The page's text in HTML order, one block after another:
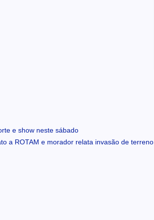
e show neste sábado
a ROTAM e morador relata invasão de terreno